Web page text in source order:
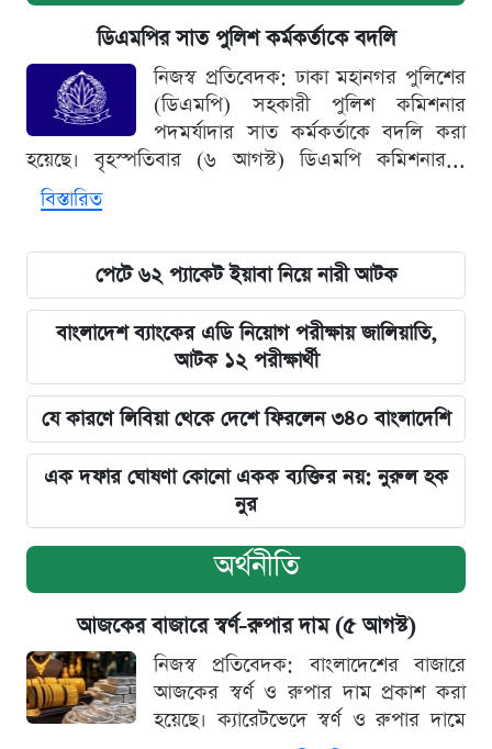
ডিএমপির সাত পুলিশ কর্মকর্তাকে বদলি
নিজস্ব প্রতিবেদক: ঢাকা মহানগর পুলিশের
(ডিএমপি) সহকারী পুলিশ কমিশনার
পদমর্যাদার সাত কর্মকর্তাকে বদলি করা
হয়েছে। বৃহস্পতিবার (৬ আগস্ট) ডিএমপি কমিশনার...
বিস্তারিত
পেটে ৬২ প্যাকেট ইয়াবা নিয়ে নারী আটক
বাংলাদেশ ব্যাংকের এডি নিয়োগ পরীক্ষায় জালিয়াতি,
আটক ১২ পরীক্ষার্থী
যে কারণে লিবিয়া থেকে দেশে ফিরলেন ৩৪০ বাংলাদেশি
এক দফার ঘোষণা কোনো একক ব্যক্তির নয়: নুরুল হক
নুর
অর্থনীতি
আজকের বাজারে স্বর্ণ-রুপার দাম (৫ আগস্ট)
নিজস্ব প্রতিবেদক: বাংলাদেশের বাজারে
আজকের স্বর্ণ ও রুপার দাম প্রকাশ করা
হয়েছে। ক্যারেটভেদে স্বর্ণ ও রুপার দামে